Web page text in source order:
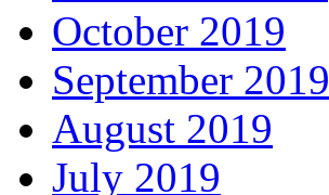
October 2019
September 2019
August 2019
July 2019